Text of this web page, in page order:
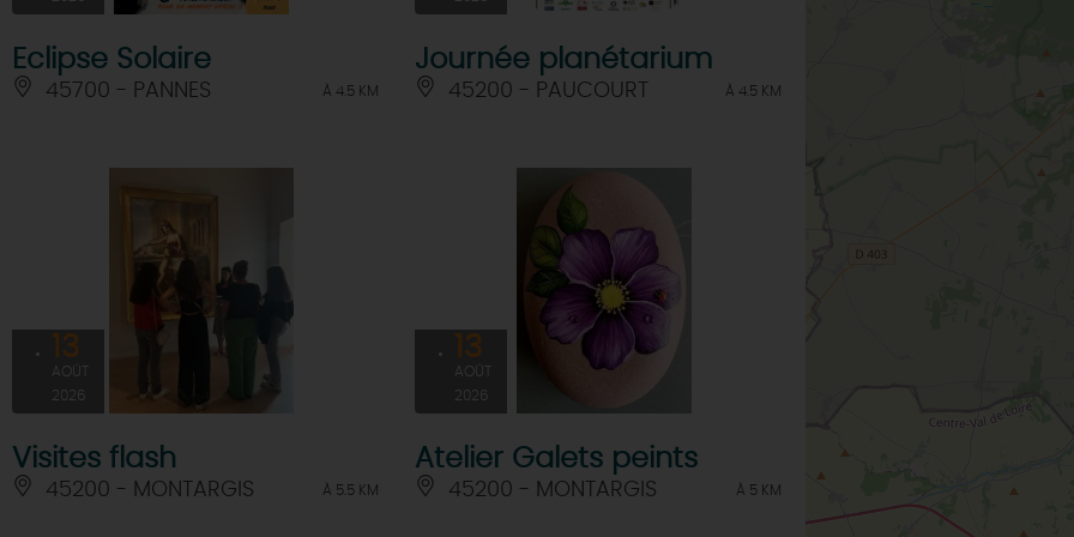
Eclipse Solaire
45700 - PANNES À 4.5 KM
Journée planétarium
45200 - PAUCOURT À 4.5 KM
13
AOÛT
2026
Visites flash
45200 - MONTARGIS À 5.5 KM
13
AOÛT
2026
Atelier Galets peints
45200 - MONTARGIS À 5 KM